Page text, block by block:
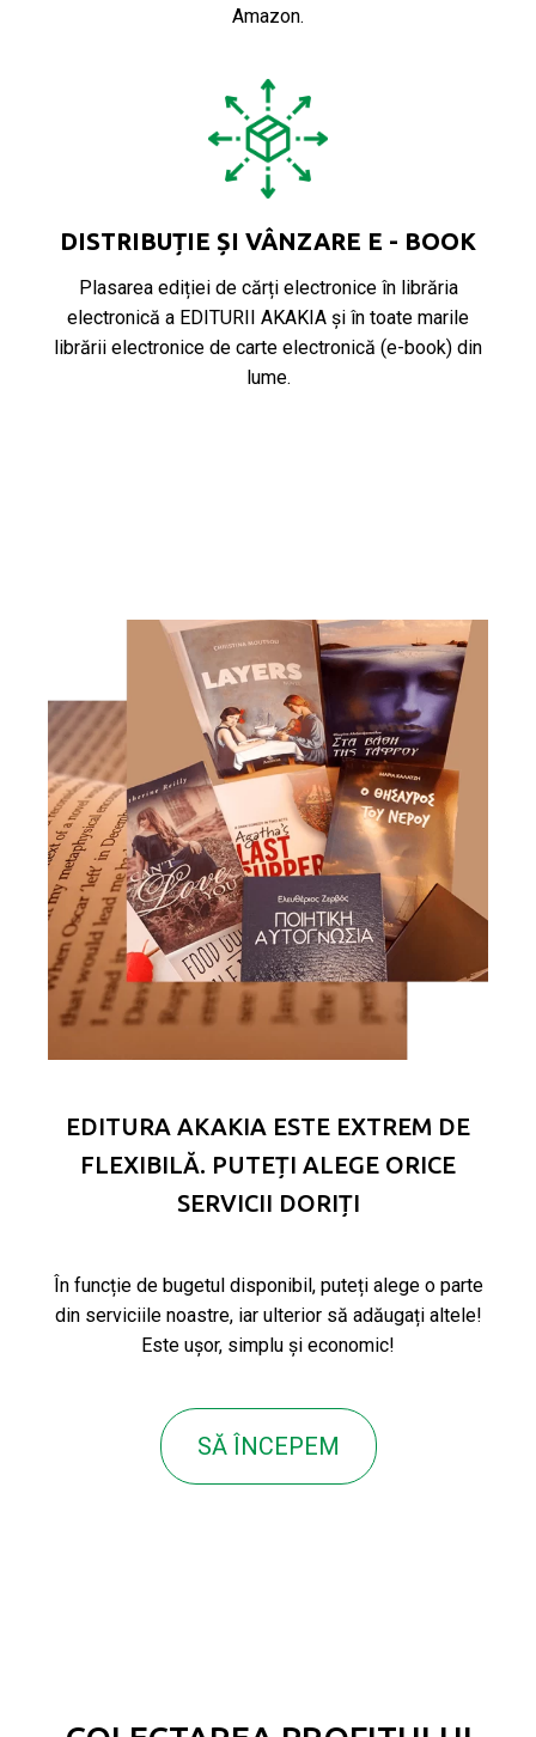
Amazon.
DISTRIBUȚIE ȘI VÂNZARE E - BOOK
Plasarea ediției de cărți electronice în librăria
electronică a EDITURII AKAKIA și în toate marile
librării electronice de carte electronică (e-book) din
lume.
EDITURA AKAKIA ESTE EXTREM DE
FLEXIBILĂ. PUTEȚI ALEGE ORICE
SERVICII DORIȚI
În funcție de bugetul disponibil, puteți alege o parte
din serviciile noastre, iar ulterior să adăugați altele!
Este ușor, simplu și economic!
SĂ ÎNCEPEM